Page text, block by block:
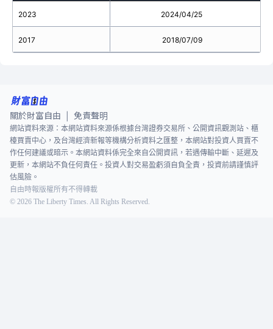
2023
2017
2024/04/25
2018/07/09
關於財富自由 免責聲明
網站資料來源：本網站資料來源係根據台灣證券交易所、公開資訊觀測站、櫃
檯買賣中心，及台灣經濟新報等機構分析資料之匯整，本網站對投資人買賣不
作任何建議或暗示。本網站資料係完全來自公開資訊，若遇傳輸中斷、延遲及
更新，本網站不負任何責任。投資人對交易盈虧須自負全責，投資前請謹慎評
估風險。
自由時報版權所有不得轉載
© 2026 The Liberty Times. All Rights Reserved.